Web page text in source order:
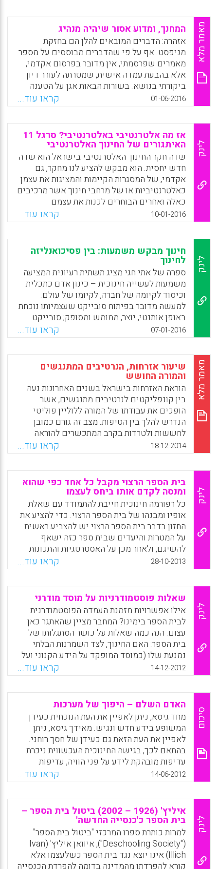
WhatsApp
Facebook
Email
X
מאמר מלא המחנך, ומדוע אסור שיהיה מנהיג
אזהרה: הדברים המובאים להלן הם בחזקת
מניפסט. אף על פי שהדברים מבוססים על מספר
מאמרים שפרסמתי, אין מדובר בפרסום אקדמי,
אלא בהבעת עמדה אישית, שמטרתה לעורר דיון
ביקורתי בנושא. בשורות הבאות אגן על הטענה
שהמורה-המחנך, מעצם טיבו, אינו אמור להיות
מנהיג, ושכל ניסיון להפוך את המורה למנהיג חוטא
לתפקידו ועלול להסתיים במפח נפש (שלמה בק).
WhatsApp
Facebook
Email
X
01-06-2016 קראו עוד...
לינק
אז מה אלטרנטיבי באלטרנטיבי? סרגל 11
האיתגורים של החינוך האלטרנטיבי
שדה חקר החינוך האלטרנטיבי בישראל הוא שדה
חדש יחסית. הוא מבקש להציע לנו מחקר, גם
אקדמי, של המסגרות הקיימות והמציגות את עצמן
כאלטרנטיביות או של מרחבי חינוך אשר מרכיבים
כאלה ואחרים הבוחרים לכנות את עצמם
"אלטרנטיביים" חדרו לתוכם או מתיימרים לחדור
אליו. אלא שלצד "יצירתיות" ו"חדשנות" ועתה גם
"משמעותיות" – הפכה גם ה"אלטרנטיביות" למילת
באז בנאלית ושחוקה התובעת מאיתנו לעצור לבחון
אותה (אריה קיזל).
WhatsApp
Facebook
Email
X
10-01-2016 קראו עוד...
לינק
חינוך מבקש משמעות: בין פסיכואנליזה
לחינוך
ספרה של אתי חגי מציג תשתית רעיונית המציעה
משמעות לעשייה חינוכית – כינון אדם כתכלית
וכיסוד לקיומה של חברה, לקיומו של עולם.
למעשה מדובר בפיתוח סובייקט שעצמיותו נוכחת
באופן אותנטי, יוצר, ממומש ומסופק; סובייקט
נראה ורואה "אחר", אשר בוחר בנטילת אחריות
כעמדה אתית, תוך כדי כך שהוא חווה את עצמו
כחלק מקיום רחב, כולל, הוליסטי. "אפיון זה של
המעשה החינוכי", כך כותב פרופ' שלמה בק,
פילוסוף חינוכי, "שונה מהתפיסה הרווחת
שקושרת בין חינוך לידע, בין ידע לציונים, והוא
מחייב הבהרה (למה בדיוק הכוונה) והצדקה (מדוע
הוא נכון). הספר מתמודד עם שתי משימות אלה
בהצלחה. הוא דן בשאלה מיהו האדם, ומדגיש את
חיפוש המשמעות כמאפיין המרכזי של חייו (אתי
חגי).
07-01-2016 קראו עוד...
מאמר מלא שיעור אזרחות, הנרטיבים המתנגשים
והמורה החושש
הוראת האזרחות בישראל בשנים האחרונות נעה
בין קונפליקטים לנרטיבים מתנגשים, אשר
הופכים את עבודתו של המורה ללוליין פוליטי
הנדרש להלך בין הטיפות. מצב זה גורם כמובן
לחששות ולטרדות בקרב המתכשרים להוראה
אשר כבר בשיעורי הדידקטיקה במוסדות
האקדמיים מביעים אי-נוחות "להיכנס לשדה
מוקשים מול פוליטיקאים, מנהלים והורים",
כדבריהם. מורים אלה מפתחים עד מהרה שיח
קורבני שאחד מביטוייו הוא אין-אונות אזרחית,
שמירה על ניטרליות העלולה להתפתח לשיתוק
ואי-הפגנת אומץ אזרחי אל מול ביטויי גזענות
קשים בכיתה "מחשש שאני אהיה ה'אדם ורטה
הבא'", כדברי סטודנט שהוסיף: "ועוד לפני
הקביעות" (אריה קיזל).
WhatsApp
Facebook
Email
X
18-12-2014 קראו עוד...
לינק
בית הספר הרצוי מקבל כל אחד כפי שהוא
ומנסה לקדם אותו ביחס לעצמו
כל רפורמה חינוכית חייבת להתמודד עם שאלת
אופיו ומבנהו של בית הספר הרצוי. כדי להציע את
החזון בדבר בית הספר הרצוי יש להצביע ראשית
על המטרות והיעדים שבית ספר כזה ישאף
להשיגם, ולאחר מכן על האסטרטגיות והתכונות
הבית-ספריות המתחייבות ממטרות אלה. חשוב
שבית הספר יציב מטרות בארבעה מישורים
לפחות ( דוד גורדון) .
WhatsApp
Facebook
Email
X
28-10-2013 קראו עוד...
לינק
שאלות פוסטמודרניות על מוסד מודרני
אילו אפשרויות מזמנת העמדה הפוסטמודרנית
לבית הספר בימינו? המחבר מציין שהאתגר כאן
עצום. הנה כמה שאלות על כושר הסתגלותו של
בית הספר: האם החינוך, לצד השמרנות הבלתי
נמנעת שלו (כמוסד המופקד על הידע הקנוני ועל
מסירתו לדור הצעיר), יוכל להיפתח לתהליכים
מערערים ביחס לידע, לסמכות, ליחסים בין בני
אדם? האם היפתחות כזאת כרוכה בהכרח בווי תור
על דפוסים ארגוניים ממוסדים החותרים להסדרה
או לשינוי שלהם – הכיתה, מערך שיעור, תכנית
לימודים, הניהול, הפיקוח? ( ישראל כ"ץ).
WhatsApp
Facebook
Email
X
14-12-2012 קראו עוד...
סיכום
האדם השלם – היפוך של מערכות
מחד גיסא, ניתן לאפיין את העת הנוכחית כעידן
המשופע בידע חדש ונגיש. מאידך גיסא, ניתן
לאפיין את העת הזאת גם כעידן של חסך רוחני.
בהתאם לכך, בגישה החינוכית העכשווית ניכרת
עדיפות מובהקת לידע על פני הוויה, עדיפות
המשקפת היפוך של מערכות. ההתמקדות היא
בחיצוני, בגלוי, בוודאי, במוכתב, במוח והשכל,
במוגדר, המקובל, המוסכם והפורמלי, ובאגו.
בעקבות כך, נדחקת המודעות לקיום הפנימיות,
לנסתר, למרחב האפשרויות הפוטנציאלי, לביטויי
בחירה וצורך אישי, למרכזיות הלב, הרוח והנשמה,
ליצירתי, האינטואיטיבי, ההתנסותי והחוויתי, לאחר
והקיבוצי. המאמר מבקש להרחיב את תפיסת
העולם החינוכית הנוכחית באמצעות התמקדות
14-06-2012 קראו עוד...
לינק
איליץ' (1926 – 2002) ביטול בית הספר –
בית הספר כ'כנסייה החדשה'
למרות כותרת ספרו המרכזי "ביטול בית הספר"
("Deschooling Society"), איוואן איליץ' (Ivan
Illich) אינו יוצא נגד בית הספר כשלעצמו אלא